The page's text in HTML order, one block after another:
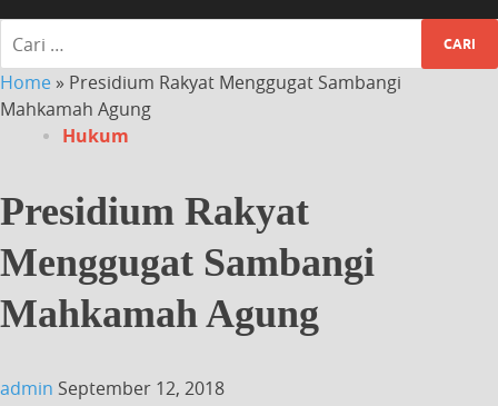
Home » Presidium Rakyat Menggugat Sambangi
Mahkamah Agung
Hukum
Presidium Rakyat
Menggugat Sambangi
Mahkamah Agung
admin September 12, 2018